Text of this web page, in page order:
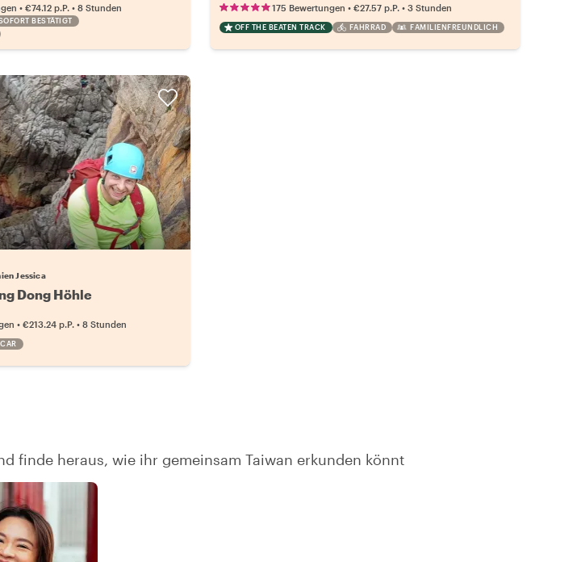
•€74.12 p.P. •8 Stunden
BESTÄTIGT
175 Bewertungen • €27.57 p.P. • 3 Stunden
OFF THE BEATEN TRACK FAHRRAD FAMILIENFREUNDLICH
Jessica
Dong Höhle
•€213.24 p.P. •8 Stunden
CAR
finde heraus, wie ihr gemeinsam Taiwan erkunden könnt